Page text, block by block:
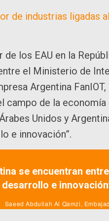
de industrias ligadas
los EAU en la
el Ministerio de
Argentina FanIOT,
campo de la
Unidos y
e innovación”.
se encuentran
e
Saeed Abdullah Al Qamzi,